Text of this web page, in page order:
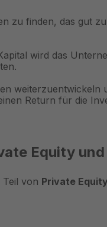
zu finden, das gut
wird das
Return für die
Equity
von Private Equity